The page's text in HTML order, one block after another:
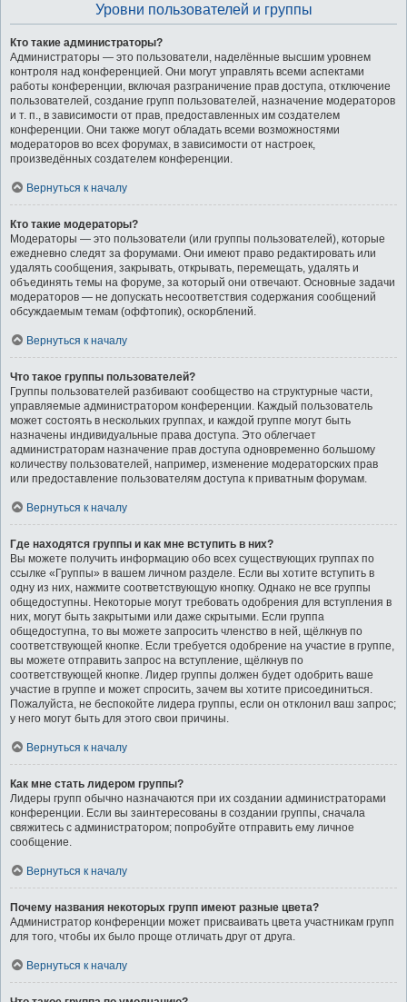
Уровни пользователей и группы
Кто такие администраторы?
Администраторы — это пользователи, наделённые высшим уровнем
контроля над конференцией. Они могут управлять всеми аспектами
работы конференции, включая разграничение прав доступа, отключение
пользователей, создание групп пользователей, назначение модераторов
и т. п., в зависимости от прав, предоставленных им создателем
конференции. Они также могут обладать всеми возможностями
модераторов во всех форумах, в зависимости от настроек,
произведённых создателем конференции.
Вернуться к началу
Кто такие модераторы?
Модераторы — это пользователи (или группы пользователей), которые
ежедневно следят за форумами. Они имеют право редактировать или
удалять сообщения, закрывать, открывать, перемещать, удалять и
объединять темы на форуме, за который они отвечают. Основные задачи
модераторов — не допускать несоответствия содержания сообщений
обсуждаемым темам (оффтопик), оскорблений.
Вернуться к началу
Что такое группы пользователей?
Группы пользователей разбивают сообщество на структурные части,
управляемые администратором конференции. Каждый пользователь
может состоять в нескольких группах, и каждой группе могут быть
назначены индивидуальные права доступа. Это облегчает
администраторам назначение прав доступа одновременно большому
количеству пользователей, например, изменение модераторских прав
или предоставление пользователям доступа к приватным форумам.
Вернуться к началу
Где находятся группы и как мне вступить в них?
Вы можете получить информацию обо всех существующих группах по
ссылке «Группы» в вашем личном разделе. Если вы хотите вступить в
одну из них, нажмите соответствующую кнопку. Однако не все группы
общедоступны. Некоторые могут требовать одобрения для вступления в
них, могут быть закрытыми или даже скрытыми. Если группа
общедоступна, то вы можете запросить членство в ней, щёлкнув по
соответствующей кнопке. Если требуется одобрение на участие в группе,
вы можете отправить запрос на вступление, щёлкнув по
соответствующей кнопке. Лидер группы должен будет одобрить ваше
участие в группе и может спросить, зачем вы хотите присоединиться.
Пожалуйста, не беспокойте лидера группы, если он отклонил ваш запрос;
у него могут быть для этого свои причины.
Вернуться к началу
Как мне стать лидером группы?
Лидеры групп обычно назначаются при их создании администраторами
конференции. Если вы заинтересованы в создании группы, сначала
свяжитесь с администратором; попробуйте отправить ему личное
сообщение.
Вернуться к началу
Почему названия некоторых групп имеют разные цвета?
Администратор конференции может присваивать цвета участникам групп
для того, чтобы их было проще отличать друг от друга.
Вернуться к началу